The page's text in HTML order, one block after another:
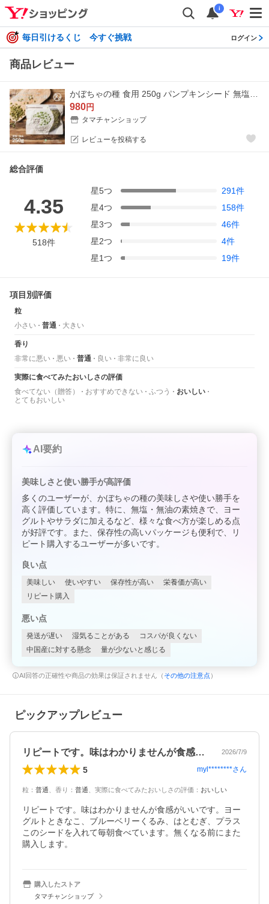
i
毎日引けるくじ 今すぐ挑戦 ログイン
商品レビュー
980円
タマチャンショップ
レビューを投稿する
総合評価
4.35
518件
星5つ 291件
星4つ 158件
星3つ 46件
星2つ 4件
星1つ 19件
項目別評価
粒
小さい
普通 大きい
香り
非常に悪い
悪い 普通 良い 非常に良い
実際に食べてみたおいしさの評価
食べてない（贈答）
おすすめできない ふつう
おいしい
とてもおいしい
AI要約
美味しさと使い勝手が高評価
多くのユーザーが、かぼちゃの種の美味しさや使い勝手を
高く評価しています。特に、無塩・無油の素焼きで、ヨー
グルトやサラダに加えるなど、様々な食べ方が楽しめる点
が好評です。また、保存性の高いパッケージも便利で、リ
ピート購入するユーザーが多いです。
良い点
美味しい 使いやすい 保存性が高い
栄養価が高い
リピート購入
悪い点
発送が遅い 湿気ることがある
コスパが良くない
中国産に対する懸念
量が少ないと感じる
AI回答の正確性や商品の効果は保証されません（ その他の注意点 ）
ピックアップレビュー
リピートです。味はわかりませんが食感が… 2026/7/9
5 myl********さん
粒 ： 普通 香り ： 普通 実際に食べてみたおいしさの評価 ： おいしい
リピートです。味はわかりませんが食感がいいです。ヨー
グルトときなこ、ブルーベリーくるみ、はとむぎ、プラス
このシードを入れて毎朝食べています。無くなる前にまた
購入します。
購入したストア
タマチャンショップ